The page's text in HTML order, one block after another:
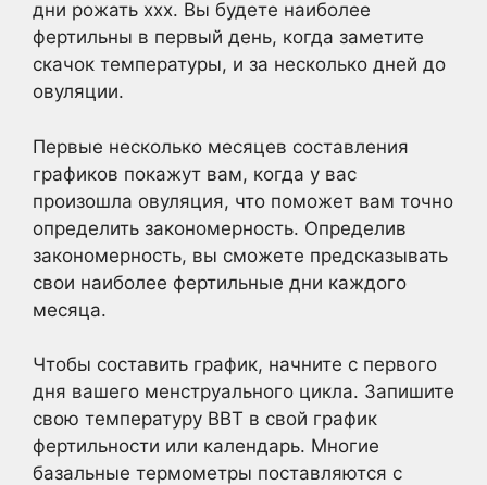
дни рожать ххх. Вы будете наиболее
фертильны в первый день, когда заметите
скачок температуры, и за несколько дней до
овуляции.
Первые несколько месяцев составления
графиков покажут вам, когда у вас
произошла овуляция, что поможет вам точно
определить закономерность. Определив
закономерность, вы сможете предсказывать
свои наиболее фертильные дни каждого
месяца.
Чтобы составить график, начните с первого
дня вашего менструального цикла. Запишите
свою температуру BBT в свой график
фертильности или календарь. Многие
базальные термометры поставляются с